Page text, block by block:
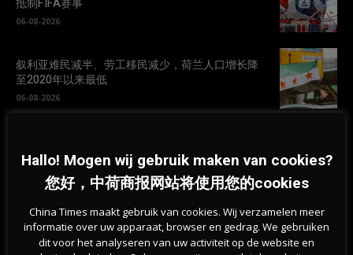
抵制FIFA赛事
06-08-2026
叙利亚难民减半、劳工移民减少，荷兰人口增长降
至2020年以来最低
06-08-2026
扑救
06-08-2026
荷兰天然泳区水质恶化，超百处游泳地点发布健康
警告
Hallo! Mogen wij gebruik maken van cookies?
您好，中荷商报网站将使用您的cookies
China Times maakt gebruik van cookies. Wij verzamelen meer
informatie over uw apparaat, browser en gedrag. We gebruiken
dit voor het analyseren van uw activiteit op de website en